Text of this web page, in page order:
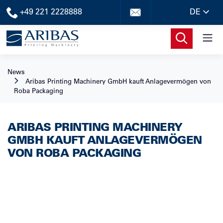
+49 221 2228888 DE
News
Aribas Printing Machinery GmbH kauft Anlagevermögen von
Roba Packaging
ARIBAS PRINTING MACHINERY
GMBH KAUFT ANLAGEVERMÖGEN
VON ROBA PACKAGING